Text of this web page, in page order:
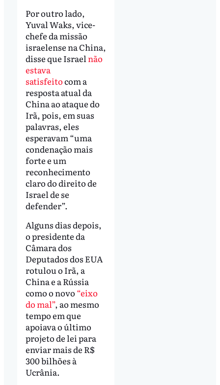
Por outro lado,
Yuval Waks, vice-
chefe da missão
israelense na China,
disse que Israel não
estava
satisfeitocom a
resposta atual da
China ao ataque do
Irã, pois, em suas
palavras, eles
esperavam “uma
condenação mais
forte e um
reconhecimento
claro do direito de
Israel de se
defender”.
Alguns dias depois,
o presidente da
Câmara dos
Deputados dos EUA
rotulou o Irã, a
China e a Rússia
como o novo “eixo
do mal”, ao mesmo
tempo em que
apoiava o último
projeto de lei para
enviar mais de R$
300 bilhões à
Ucrânia.